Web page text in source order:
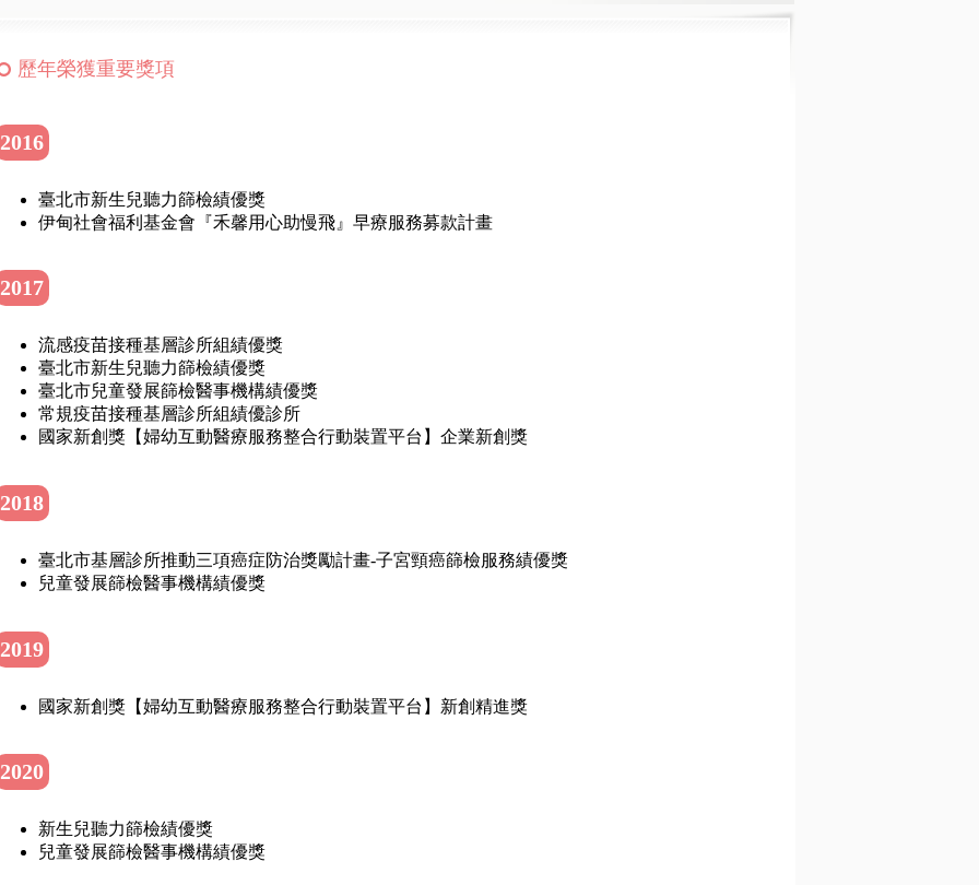
歷年榮獲重要獎項
2016
臺北市新生兒聽力篩檢績優獎
伊甸社會福利基金會『禾馨用心助慢飛』早療服務募款計畫
2017
流感疫苗接種基層診所組績優獎
臺北市新生兒聽力篩檢績優獎
臺北市兒童發展篩檢醫事機構績優獎
常規疫苗接種基層診所組績優診所
國家新創獎【婦幼互動醫療服務整合行動裝置平台】企業新創獎
2018
臺北市基層診所推動三項癌症防治獎勵計畫-子宮頸癌篩檢服務績優獎
兒童發展篩檢醫事機構績優獎
2019
國家新創獎【婦幼互動醫療服務整合行動裝置平台】新創精進獎
2020
新生兒聽力篩檢績優獎
兒童發展篩檢醫事機構績優獎